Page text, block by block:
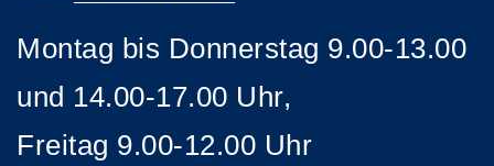
Montag bis Donnerstag 9.00-13.00
und 14.00-17.00 Uhr,
Freitag 9.00-12.00 Uhr